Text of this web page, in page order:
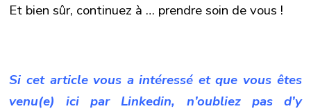
Et bien sûr, continuez à … prendre soin de vous !
Si cet article vous a intéressé et que vous êtes
venu(e) ici par Linkedin, n’oubliez pas d’y